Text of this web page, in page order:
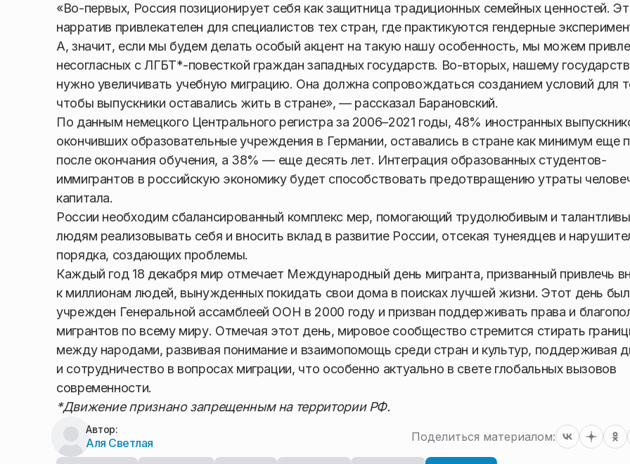
«Во-первых, Россия позиционирует себя как защитница традиционных семейных ценностей.
нарратив привлекателен для специалистов тех стран, где практикуются гендерные
А, значит, если мы будем делать особый акцент на такую нашу особенность, мы можем
несогласных с ЛГБТ*-повесткой граждан западных государств. Во-вторых, нашему
нужно увеличивать учебную миграцию. Она должна сопровождаться созданием условий для
чтобы выпускники оставались жить в стране», — рассказал Барановский.
По данным немецкого Центрального регистра за 2006–2021 годы, 48% иностранных
окончивших образовательные учреждения в Германии, оставались в стране как минимум еще
после окончания обучения, а 38% — еще десять лет. Интеграция образованных студентов-
иммигрантов в российскую экономику будет способствовать предотвращению утраты
капитала.
России необходим сбалансированный комплекс мер, помогающий трудолюбивым и
людям реализовывать себя и вносить вклад в развитие России, отсекая тунеядцев и
порядка, создающих проблемы.
Каждый год 18 декабря мир отмечает Международный день мигранта, призванный привлечь
к миллионам людей, вынужденных покидать свои дома в поисках лучшей жизни. Этот день был
учрежден Генеральной ассамблеей ООН в 2000 году и призван поддерживать права и
мигрантов по всему миру. Отмечая этот день, мировое сообщество стремится стирать
между народами, развивая понимание и взаимопомощь среди стран и культур, поддерживая
и сотрудничество в вопросах миграции, что особенно актуально в свете глобальных вызовов
современности.
*Движение признано запрещенным на территории РФ.
Автор:
Аля Светлая Поделиться материалом: